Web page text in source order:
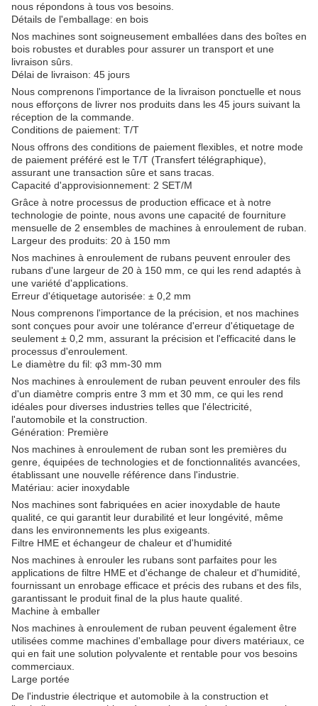
nous répondons à tous vos besoins.
Détails de l'emballage: en bois
Nos machines sont soigneusement emballées dans des boîtes en
bois robustes et durables pour assurer un transport et une
livraison sûrs.
Délai de livraison: 45 jours
Nous comprenons l'importance de la livraison ponctuelle et nous
nous efforçons de livrer nos produits dans les 45 jours suivant la
réception de la commande.
Conditions de paiement: T/T
Nous offrons des conditions de paiement flexibles, et notre mode
de paiement préféré est le T/T (Transfert télégraphique),
assurant une transaction sûre et sans tracas.
Capacité d'approvisionnement: 2 SET/M
Grâce à notre processus de production efficace et à notre
technologie de pointe, nous avons une capacité de fourniture
mensuelle de 2 ensembles de machines à enroulement de ruban.
Largeur des produits: 20 à 150 mm
Nos machines à enroulement de rubans peuvent enrouler des
rubans d'une largeur de 20 à 150 mm, ce qui les rend adaptés à
une variété d'applications.
Erreur d'étiquetage autorisée: ± 0,2 mm
Nous comprenons l'importance de la précision, et nos machines
sont conçues pour avoir une tolérance d'erreur d'étiquetage de
seulement ± 0,2 mm, assurant la précision et l'efficacité dans le
processus d'enroulement.
Le diamètre du fil: φ3 mm-30 mm
Nos machines à enroulement de ruban peuvent enrouler des fils
d'un diamètre compris entre 3 mm et 30 mm, ce qui les rend
idéales pour diverses industries telles que l'électricité,
l'automobile et la construction.
Génération: Première
Nos machines à enroulement de ruban sont les premières du
genre, équipées de technologies et de fonctionnalités avancées,
établissant une nouvelle référence dans l'industrie.
Matériau: acier inoxydable
Nos machines sont fabriquées en acier inoxydable de haute
qualité, ce qui garantit leur durabilité et leur longévité, même
dans les environnements les plus exigeants.
Filtre HME et échangeur de chaleur et d'humidité
Nos machines à enrouler les rubans sont parfaites pour les
applications de filtre HME et d'échange de chaleur et d'humidité,
fournissant un enrobage efficace et précis des rubans et des fils,
garantissant le produit final de la plus haute qualité.
Machine à emballer
Nos machines à enroulement de ruban peuvent également être
utilisées comme machines d'emballage pour divers matériaux, ce
qui en fait une solution polyvalente et rentable pour vos besoins
commerciaux.
Large portée
De l'industrie électrique et automobile à la construction et